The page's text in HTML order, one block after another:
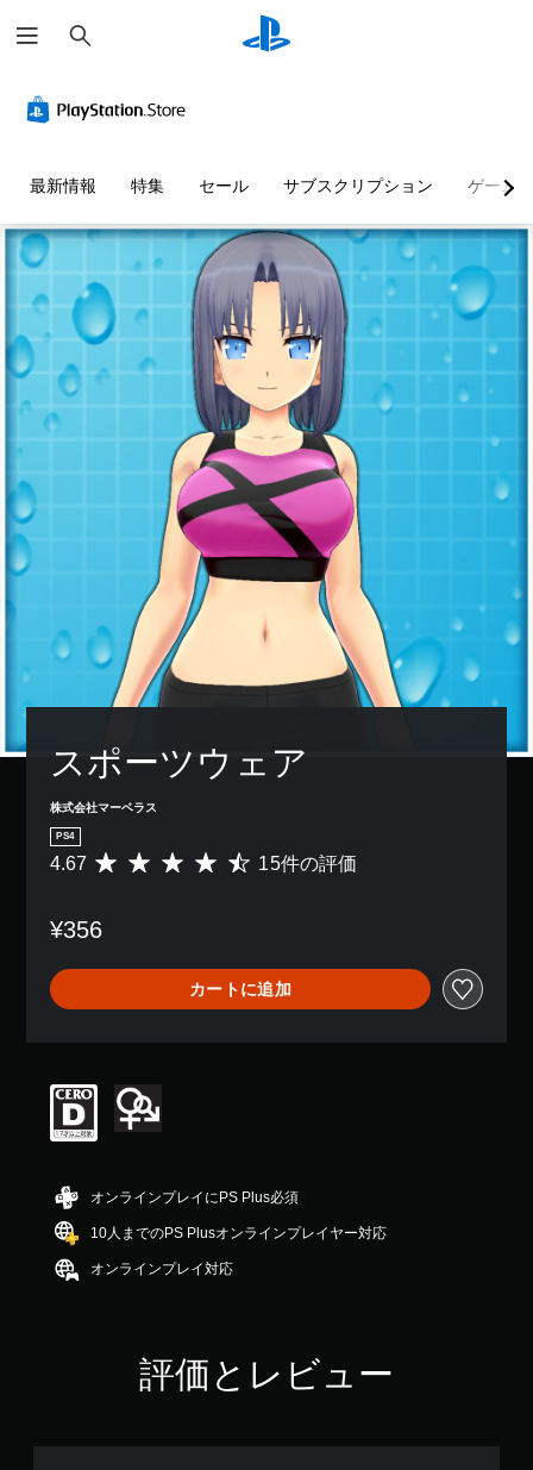
索
最新情報 特集 セール サブスクリプション ゲーム
スポーツウェア
株式会社マーベラス
PS4
評
は
5
、
平
は
段
中
の
4
6
4.67 15件の評価
¥356
カートに追加
オンラインプレイにPS Plus必須
10人までのPS Plusオンラインプレイヤー対応
オンラインプレイ対応
評価とレビュー